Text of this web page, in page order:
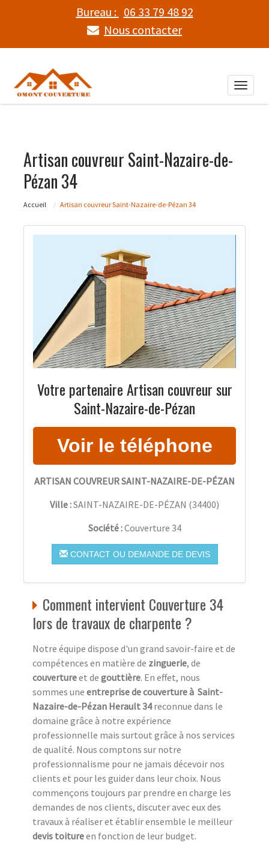
Bureau : 06 33 79 48 92
Nous contacter
Toggle
Artisan couvreur Saint-Nazaire-de-
Pézan 34
Accueil Artisan couvreur Saint-Nazaire-de-Pézan 34
Votre partenaire Artisan couvreur sur
Saint-Nazaire-de-Pézan
ARTISAN COUVREUR SAINT-NAZAIRE-DE-PÉZAN
Ville :SAINT-NAZAIRE-DE-PÉZAN (34400)
Société :Couverture 34
CONTACT OU DEMANDE DE DEVIS
Comment intervient Couverture 34
lors de travaux de charpente ?
Notre équipe dispose d'un grand savoir-faire et de
compétences en matière de zinguerie, de
couvertureet de gouttière. En effet, nous
sommes une entreprise de couverture à Saint-
Nazaire-de-Pézan Herault 34reconnue dans le
domaine grâce à notre expérience
professionnelle mais surtout grâce à nos services
de qualité. Nous comptons sur notre
professionnalisme pour ne jamais décevoir nos
clients et pour les guider dans leur choix. Nous
commençons toujours par prendre en charge les
demandes de nos clients, discuter avec eux des
travaux à réaliser et établir ensemble le meilleur
devis toitureen fonction de leur budget.